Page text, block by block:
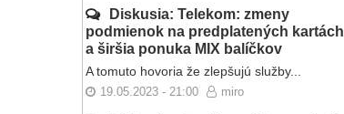
Diskusia: Telekom: zmeny
podmienok na predplatených kartách
a širšia ponuka MIX balíčkov
A tomuto hovoria že zlepšujú služby...
19.05.2023 - 21:00 miro